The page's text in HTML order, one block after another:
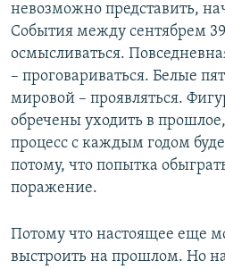
невозможно представить,
События между сентябрем
осмысливаться.
– проговариваться. Белые
мировой – проявляться.
обречены уходить в
процесс с каждым годом
потому, что попытка
поражение.
Потому что настоящее еще
выстроить на прошлом. Но